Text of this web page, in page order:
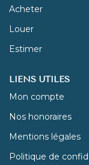
Acheter
Louer
Estimer
LIENS UTILES
Mon compte
Nos honoraires
Mentions légales
Politique de